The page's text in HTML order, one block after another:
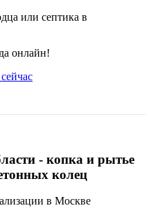
онлайн!
- копка и рытье
колец
в Москве